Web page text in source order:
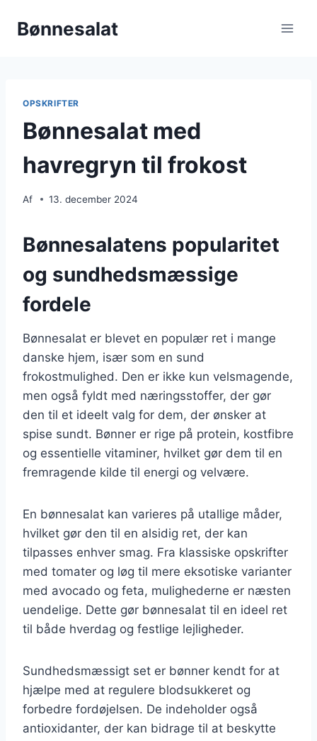
Bønnesalat
OPSKRIFTER
Bønnesalat med
havregryn til frokost
Af 13. december 2024
Bønnesalatens popularitet
og sundhedsmæssige
fordele
Bønnesalat er blevet en populær ret i mange
danske hjem, især som en sund
frokostmulighed. Den er ikke kun velsmagende,
men også fyldt med næringsstoffer, der gør
den til et ideelt valg for dem, der ønsker at
spise sundt. Bønner er rige på protein, kostfibre
og essentielle vitaminer, hvilket gør dem til en
fremragende kilde til energi og velvære.
En bønnesalat kan varieres på utallige måder,
hvilket gør den til en alsidig ret, der kan
tilpasses enhver smag. Fra klassiske opskrifter
med tomater og løg til mere eksotiske varianter
med avocado og feta, mulighederne er næsten
uendelige. Dette gør bønnesalat til en ideel ret
til både hverdag og festlige lejligheder.
Sundhedsmæssigt set er bønner kendt for at
hjælpe med at regulere blodsukkeret og
forbedre fordøjelsen. De indeholder også
antioxidanter, der kan bidrage til at beskytte